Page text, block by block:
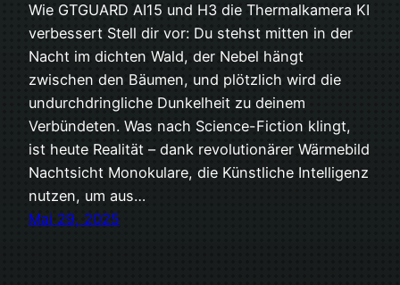
Wie GTGUARD AI15 und H3 die Thermalkamera KI
verbessert Stell dir vor: Du stehst mitten in der
Nacht im dichten Wald, der Nebel hängt
zwischen den Bäumen, und plötzlich wird die
undurchdringliche Dunkelheit zu deinem
Verbündeten. Was nach Science-Fiction klingt,
ist heute Realität – dank revolutionärer Wärmebild
Nachtsicht Monokulare, die Künstliche Intelligenz
nutzen, um aus…
Mai 29, 2025